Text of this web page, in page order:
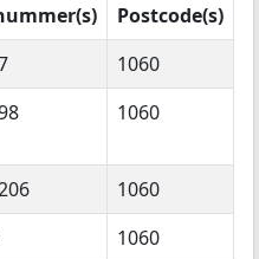
Postcode(s)
1060
1060
1060
1060